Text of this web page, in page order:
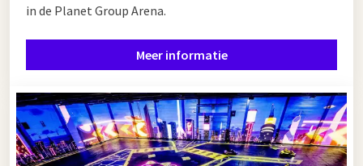
in de Planet Group Arena.
Meer informatie